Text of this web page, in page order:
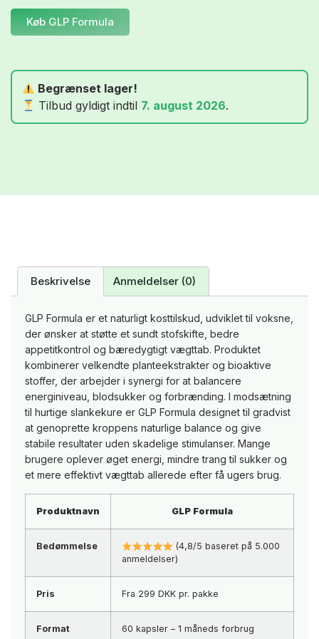
Køb GLP Formula
Begrænset lager!
Tilbud gyldigt indtil 7. august 2026.
Beskrivelse Anmeldelser (0)
GLP Formula er et naturligt kosttilskud, udviklet til voksne,
der ønsker at støtte et sundt stofskifte, bedre
appetitkontrol og bæredygtigt vægttab. Produktet
kombinerer velkendte planteekstrakter og bioaktive
stoffer, der arbejder i synergi for at balancere
energiniveau, blodsukker og forbrænding. I modsætning
til hurtige slankekure er GLP Formula designet til gradvist
at genoprette kroppens naturlige balance og give
stabile resultater uden skadelige stimulanser. Mange
brugere oplever øget energi, mindre trang til sukker og
et mere effektivt vægttab allerede efter få ugers brug.
Produktnavn GLP Formula
Bedømmelse
(4,8/5 baseret på 5.000
anmeldelser)
Pris Fra 299 DKK pr. pakke
Format 60 kapsler – 1 måneds forbrug